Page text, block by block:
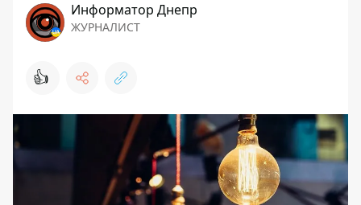
Информатор Днепр
ЖУРНАЛИСТ
👍